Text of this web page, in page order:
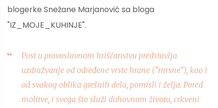
blogerke Snežane Marjanović sa bloga
"IZ_MOJE_KUHINJE".
Post u pravoslavnom hrišćanstvu predstavlja
uzdražvanje od određene vrste hrane ("mrsne"), kao i
od svakog oblika grešnih dela, pomisli i želja. Pored
molitve, i svega što služi duhovnom životu, crkveni